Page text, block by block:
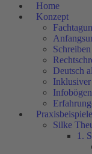
Home
Konzept
Schreiben
Deutsch
Infobögen
Praxisbeispiele
Silke
1.